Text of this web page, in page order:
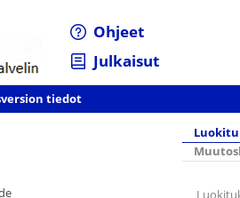
Ohjeet
Julkaisut
tiedot